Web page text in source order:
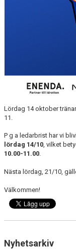
Lördag 14 oktober
11.
P g a ledarbrist har vi
lördag 14/10, vilket
10.00-11.00.
Nästa lördag, 21/10,
Välkommen!
Nyhetsarkiv